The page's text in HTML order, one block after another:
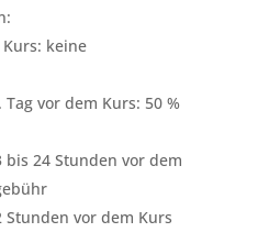
keine
vor dem Kurs: 50 %
24 Stunden vor dem
Stunden vor dem Kurs